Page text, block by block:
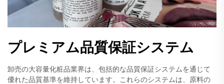
プレミアム品質保証システム
卸売の大容量化粧品業界は、包括的な品質保証システムを通じて
優れた品質基準を維持しています。これらのシステムは、原料の